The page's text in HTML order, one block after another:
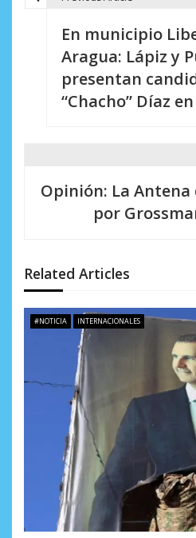
n
d
e
n
a
En municipio
Aragua: Lápiz y
presentan
“Chacho” Díaz
Opinión: La Antena
por
Related Articles
#NOTICIA INTERNACIONALES